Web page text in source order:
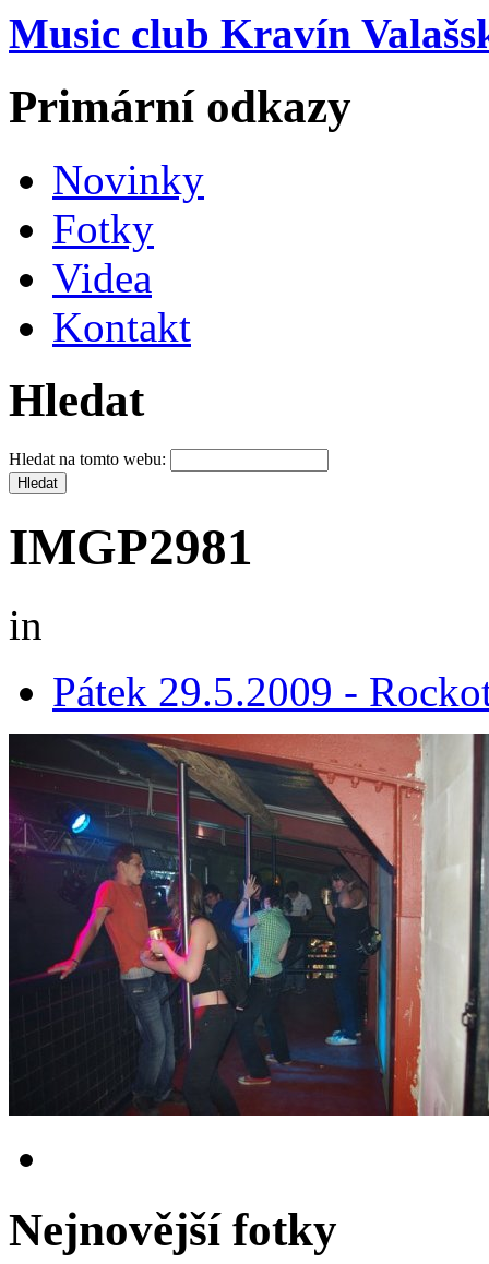
Music club Kravín
Primární odkazy
Novinky
Fotky
Videa
Kontakt
Hledat
Hledat na tomto webu:
IMGP2981
in
Pátek 29.5.2009 -
Nejnovější fotky